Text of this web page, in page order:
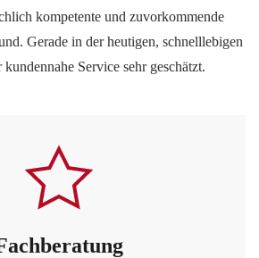
kompetente und zuvorkommende
Gerade in der heutigen, schnelllebigen
Service sehr geschätzt.